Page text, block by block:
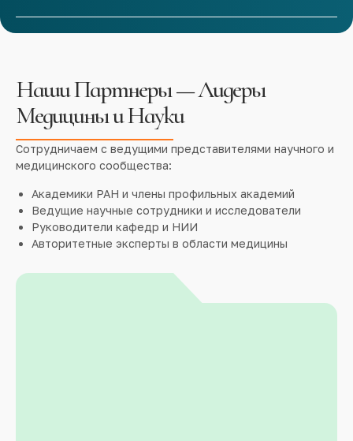
Наши Партнеры — Лидеры
Медицины и Науки
Сотрудничаем с ведущими представителями научного и
медицинского сообщества:
Академики РАН и члены профильных академий
Ведущие научные сотрудники и исследователи
Руководители кафедр и НИИ
Авторитетные эксперты в области медицины